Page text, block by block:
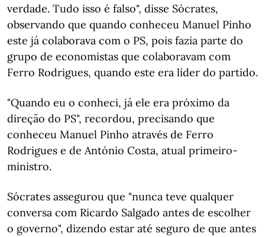
verdade. Tudo isso é falso", disse Sócrates,
observando que quando conheceu Manuel Pinho
este já colaborava com o PS, pois fazia parte do
grupo de economistas que colaboravam com
Ferro Rodrigues, quando este era líder do partido.
"Quando eu o conheci, já ele era próximo da
direção do PS", recordou, precisando que
conheceu Manuel Pinho através de Ferro
Rodrigues e de António Costa, atual primeiro-
ministro.
Sócrates assegurou que "nunca teve qualquer
conversa com Ricardo Salgado antes de escolher
o governo", dizendo estar até seguro de que antes